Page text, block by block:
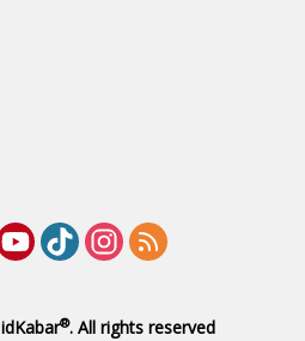
idKabar®. All rights reserved